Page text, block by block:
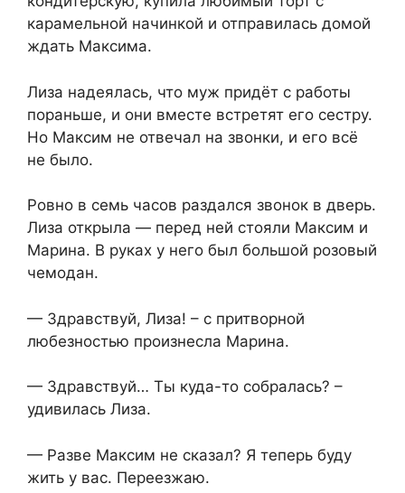
карамельной начинкой и отправилась домой
ждать Максима.
Лиза надеялась, что муж придёт с работы
пораньше, и они вместе встретят его сестру.
Но Максим не отвечал на звонки, и его всё
не было.
Ровно в семь часов раздался звонок в дверь.
Лиза открыла — перед ней стояли Максим и
Марина. В руках у него был большой розовый
чемодан.
— Здравствуй, Лиза! – с притворной
любезностью произнесла Марина.
— Здравствуй… Ты куда-то собралась? –
удивилась Лиза.
— Разве Максим не сказал? Я теперь буду
жить у вас. Переезжаю.